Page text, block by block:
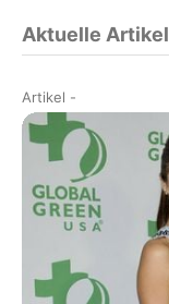
Aktuelle Artikel
Artikel -